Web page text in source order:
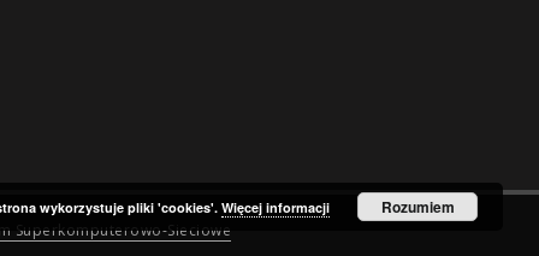
Superkomputerowo-Sieciowe
wykorzystuje pliki 'cookies'.Więcej informacji Rozumiem